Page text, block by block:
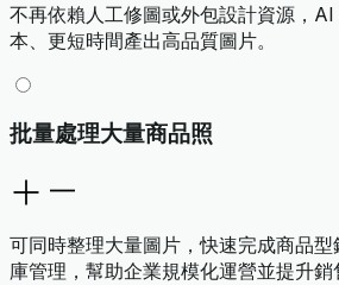
不再依賴人工修圖或外包設計資源，
本、更短時間產出高品質圖片。
批量處理大量商品照
可同時整理大量圖片，快速完成商品
庫管理，幫助企業規模化運營並提升銷